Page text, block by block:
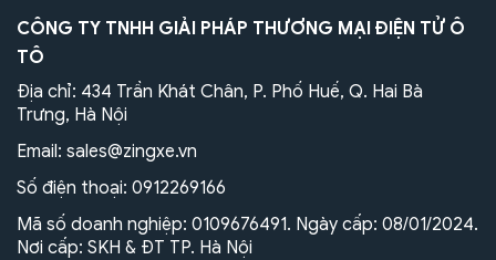
CÔNG TY TNHH GIẢI PHÁP THƯƠNG MẠI ĐIỆN TỬ Ô
TÔ
Địa chỉ: 434 Trần Khát Chân, P. Phố Huế, Q. Hai Bà
Trưng, Hà Nội
Email: sales@zingxe.vn
Số điện thoại: 0912269166
Mã số doanh nghiệp: 0109676491. Ngày cấp: 08/01/2024.
Nơi cấp: SKH & ĐT TP. Hà Nội